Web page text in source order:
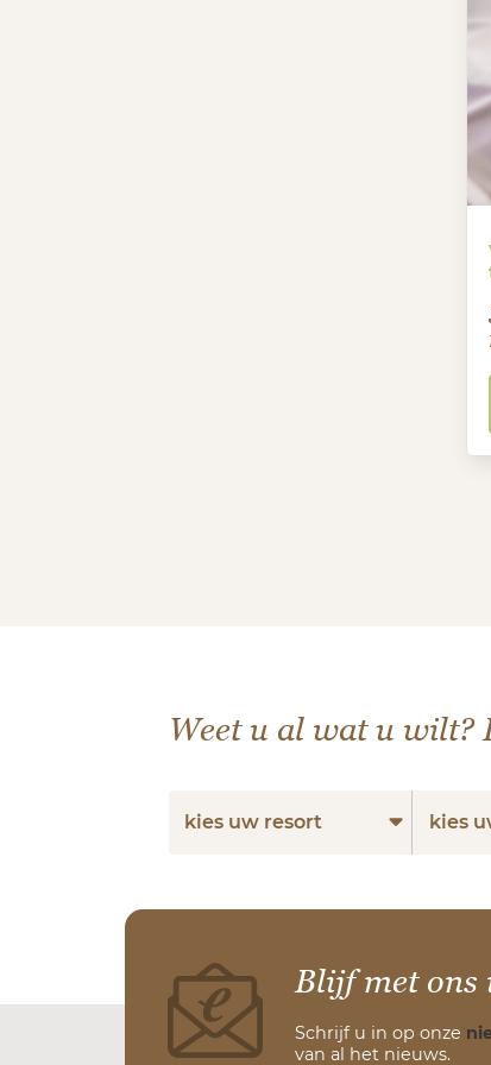
Weet u al wat u wilt?
kies uw resort kies
Blijf met ons
Schrijf u in op onze
van al het nieuws.